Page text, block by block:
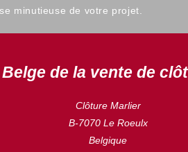
minutieuse de votre projet.
de la vente de
Clôture Marlier
B-7070 Le Roeulx
Belgique